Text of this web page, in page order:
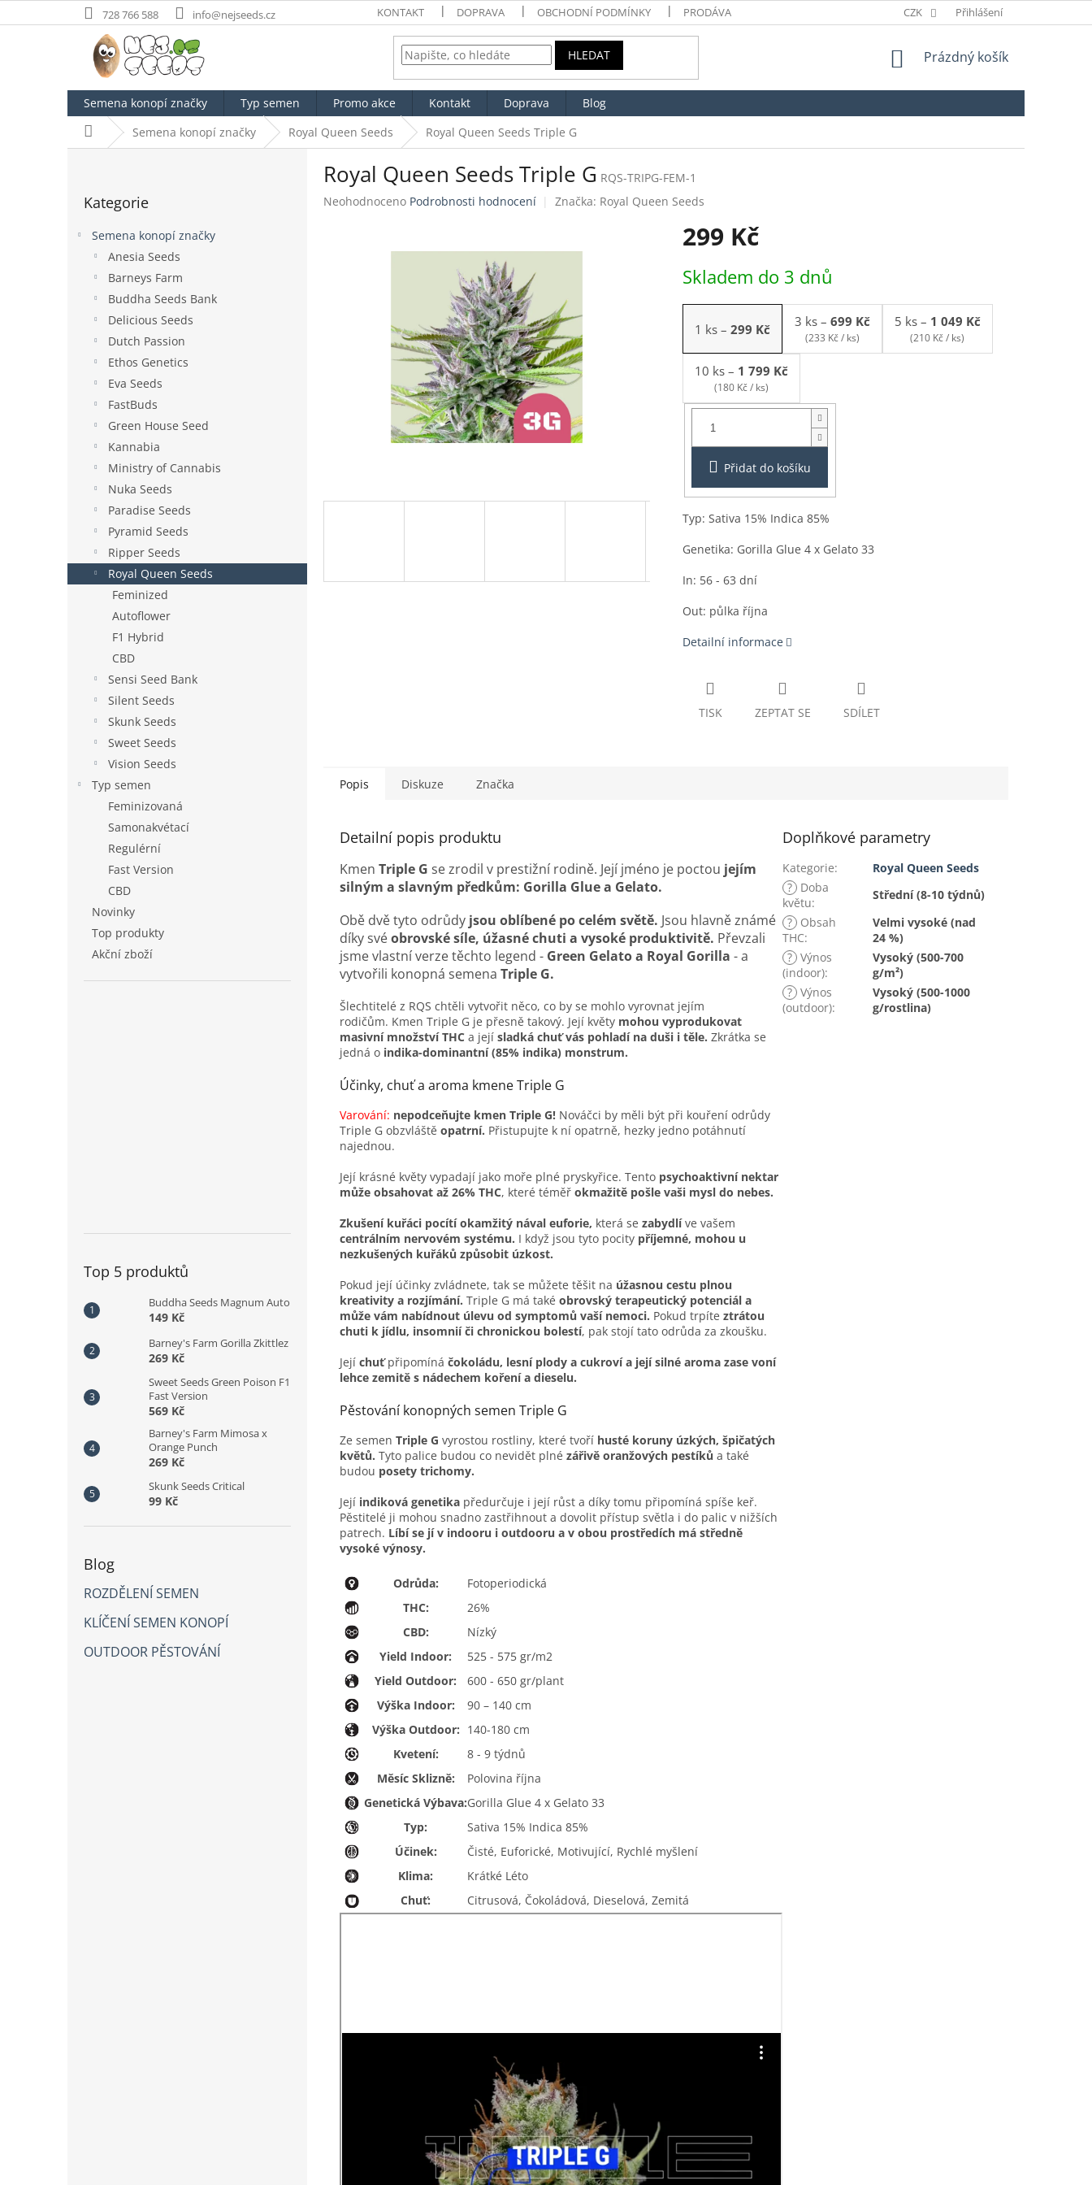
na
728 766 588 info@nejseeds.cz KONTAKT DOPRAVA OBCHODNÍ PODMÍNKY PRODÁVANÉ ZNAČKY ODSTOUPENÍ OD SMLOUVY
CZK Přihlášení
HLEDAT
NÁKUPNÍ
Prázdný košík
Semena konopí značky Typ semen Promo akce Kontakt Doprava
Blog
Domů Semena konopí značky Royal Queen Seeds Royal Queen Seeds Triple G
kategorie
Kategorie
Semena konopí značky
Anesia Seeds
Barneys Farm
Buddha Seeds Bank
Delicious Seeds
Dutch Passion
Ethos Genetics
Eva Seeds
FastBuds
Green House Seed
Kannabia
Ministry of Cannabis
Nuka Seeds
Paradise Seeds
Pyramid Seeds
Ripper Seeds
Royal Queen Seeds
Feminized
Autoflower
F1 Hybrid
CBD
Sensi Seed Bank
Silent Seeds
Skunk Seeds
Sweet Seeds
Vision Seeds
Typ semen
Feminizovaná
Samonakvétací
Regulérní
Fast Version
CBD
Novinky
Top produkty
Akční zboží
Top 5 produktů
Buddha Seeds Magnum Auto
149 Kč
Barney's Farm Gorilla Zkittlez
269 Kč
Sweet Seeds Green Poison F1
Fast Version
569 Kč
Barney's Farm Mimosa x
Orange Punch
269 Kč
Skunk Seeds Critical
99 Kč
Blog
ROZDĚLENÍ SEMEN
KLÍČENÍ SEMEN KONOPÍ
OUTDOOR PĚSTOVÁNÍ
Royal Queen Seeds Triple G RQS-TRIPG-FEM-1
Průměrné
Neohodnoceno Podrobnosti hodnocení Značka: Royal Queen Seeds
299 Kč
cena:
Skladem do 3 dnů
1 ks – 299 Kč 3 ks – 699 Kč
(233 Kč / ks)
5 ks – 1 049 Kč
(210 Kč / ks)
10 ks – 1 799 Kč
(180 Kč / ks)
Balení:
Přidat do košíku
Typ: Sativa 15% Indica 85%
Genetika: Gorilla Glue 4 x Gelato 33
In: 56 - 63 dní
Out: půlka října
Detailní informace
TISK ZEPTAT SE SDÍLET
Popis Diskuze Značka
Detailní popis produktu
Kmen Triple G se zrodil v prestižní rodině. Její jméno je poctou jejím
silným a slavným předkům: Gorilla Glue a Gelato.
Obě dvě tyto odrůdy jsou oblíbené po celém světě. Jsou hlavně známé
díky svéobrovské síle, úžasné chuti a vysoké produktivitě. Převzali
jsme vlastní verze těchto legend - Green Gelato a Royal Gorilla - a
vytvořili konopná semena Triple G.
Šlechtitelé z RQS chtěli vytvořit něco, co by se mohlo vyrovnat jejím
rodičům. Kmen Triple G je přesně takový. Její květy mohou vyprodukovat
masivní množství THC a její sladká chuť vás pohladí na duši i těle. Zkrátka se
jedná o indika-dominantní (85% indika) monstrum.
Účinky, chuť a aroma kmene Triple G
Varování: nepodceňujte kmen Triple G! Nováčci by měli být při kouření odrůdy
Triple G obzvláště opatrní. Přistupujte k ní opatrně, hezky jedno potáhnutí
najednou.
Její krásné květy vypadají jako moře plné pryskyřice. Tento psychoaktivní nektar
může obsahovat až 26% THC, které téměř okmažitě pošle vaši mysl do nebes.
Zkušení kuřáci pocítí okamžitý nával euforie, která se zabydlíve vašem
centrálním nervovém systému. I když jsou tyto pocity příjemné, mohou u
nezkušených kuřáků způsobit úzkost.
Pokud její účinky zvládnete, tak se můžete těšit na úžasnou cestu plnou
kreativity a rozjímání. Triple G má také obrovský terapeutický potenciál a
může vám nabídnout úlevu od symptomů vaší nemoci. Pokud trpíte ztrátou
chuti k jídlu, insomnií či chronickou bolestí, pak stojí tato odrůda za zkoušku.
Její chuťpřipomíná čokoládu, lesní plody a cukroví a její silné aroma zase voní
lehce zemitě s nádechem koření a dieselu.
Pěstování konopných semen Triple G
Ze semen Triple G vyrostou rostliny, které tvoří husté koruny úzkých, špičatých
květů. Tyto palice budou co nevidět plné zářivě oranžových pestíků a také
budou posety trichomy.
Její indiková genetika předurčuje i její růst a díky tomu připomíná spíše keř.
Pěstitelé ji mohou snadno zastřihnout a dovolit přístup světla i do palic v nižších
patrech. Líbí se jí v indooru i outdooru a v obou prostředích má středně
vysoké výnosy.
Odrůda:
Fotoperiodická
THC:
26%
CBD:
Nízký
Yield Indoor:
525 - 575 gr/m2
Yield Outdoor:
600 - 650 gr/plant
Výška Indoor:
90 – 140 cm
Výška Outdoor: 140-180 cm
Kvetení:
8 - 9 týdnů
Měsíc Sklizně:
Polovina října
Genetická Výbava:Gorilla Glue 4 x Gelato 33
Typ:
Sativa 15% Indica 85%
Účinek:
Čisté, Euforické, Motivující, Rychlé myšlení
Klima:
Krátké Léto
Chuť:
Citrusová, Čokoládová, Dieselová, Zemitá
Doplňkové parametry
Kategorie:
Royal Queen Seeds
? Doba
květu:
Střední (8-10 týdnů)
? Obsah
THC:
Velmi vysoké (nad
24 %)
? Výnos
(indoor):
Vysoký (500-700
g/m²)
? Výnos
(outdoor):
Vysoký (500-1000
g/rostlina)